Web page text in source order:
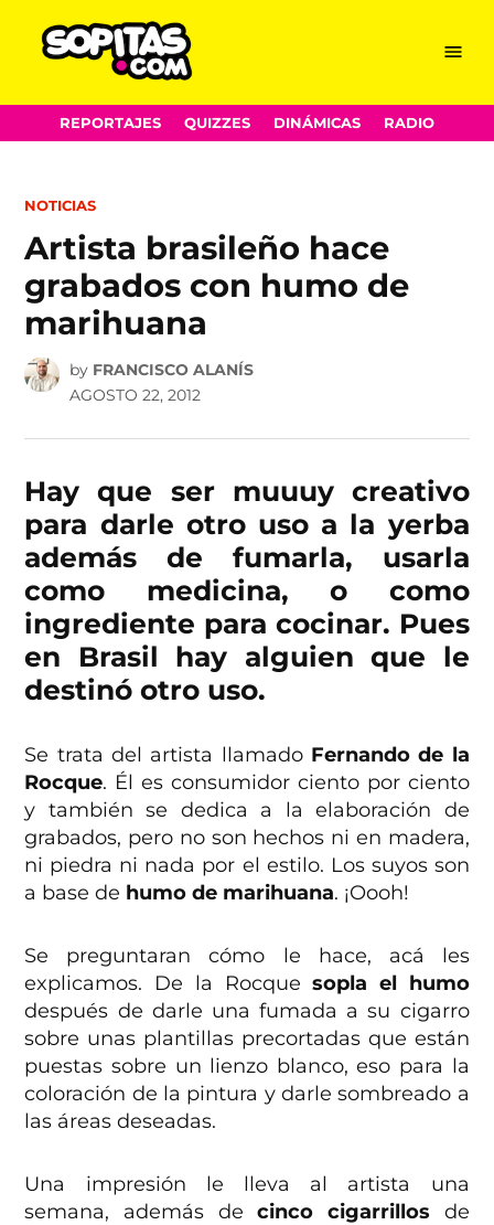
Skip
to
Menu
REPORTAJES QUIZZES DINÁMICAS RADIO
POSTED
NOTICIAS
Artista brasileño hace
grabados con humo de
marihuana
by FRANCISCO ALANÍS
AGOSTO 22, 2012
Hay que ser muuuy creativo
para darle otro uso a la yerba
además de fumarla, usarla
como medicina, o como
ingrediente para cocinar. Pues
en Brasil hay alguien que le
destinó otro uso.
Se trata del artista llamadoFernando de la
Rocque. Él es consumidor ciento por ciento
y también se dedica a la elaboración de
grabados, pero no son hechos ni en madera,
ni piedra ni nada por el estilo. Los suyos son
a base de humo de marihuana. ¡Oooh!
Se preguntaran cómo le hace, acá les
explicamos. De la Rocquesopla el humo
después de darle una fumada a su cigarro
sobre unas plantillas precortadas que están
puestas sobre un lienzo blanco, eso para la
coloración de la pintura y darle sombreado a
las áreas deseadas.
Una impresión le lleva al artista una
semana, además de cinco cigarrillos de